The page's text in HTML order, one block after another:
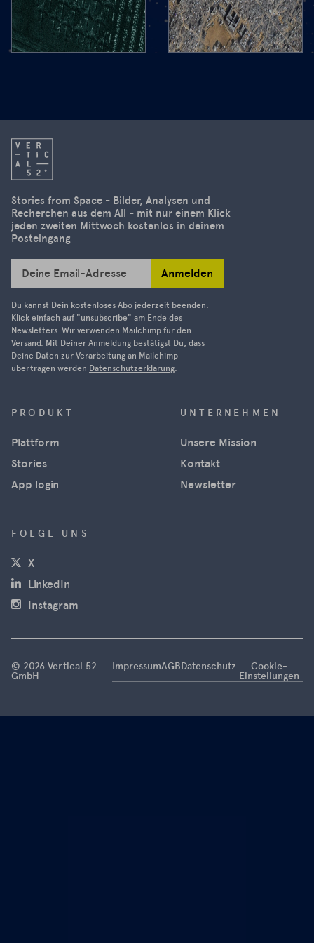
space. We
take you to
the West
aftermath
Myanmar.
you
today!
decision to
suspend
access to
images.
Ukraine was
able to
track
Russian
in near real
satellite
images
from
this is now
an end.
Stories from Space - Bilder, Analysen und
Recherchen aus dem All - mit nur einem Klick
jeden zweiten Mittwoch kostenlos in deinem
Posteingang
Deine Email-Adresse Anmelden
Du kannst Dein kostenloses Abo jederzeit beenden.
Klick einfach auf "unsubscribe" am Ende des
Newsletters. Wir verwenden Mailchimp für den
Versand. Mit Deiner Anmeldung bestätigst Du, dass
Deine Daten zur Verarbeitung an Mailchimp
übertragen werden Datenschutzerklärung.
PRODUKT
Plattform
Stories
App login
UNTERNEHMEN
Unsere Mission
Kontakt
Newsletter
FOLGE UNS
X(öffnet in neuem Fenster)
LinkedIn
Instagram
© 2026 Vertical 52
GmbH
ImpressumAGBDatenschutz
Cookie-
Einstellungen